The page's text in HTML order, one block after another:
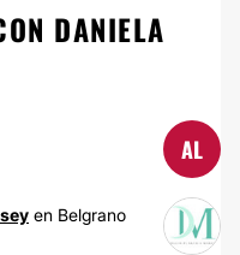
DANIELA
AL
en Belgrano